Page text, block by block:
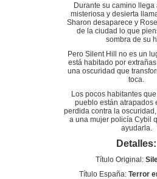
Durante su camino llega
misteriosa y desierta
Sharon desaparece y
de la ciudad lo que
sombra de su
Pero Silent Hill no es un
está habitado por
una oscuridad que
toca.
Los pocos habitantes
pueblo están atrapados
perdida contra la
a una mujer policía Cybil
ayudarla.
Detalles:
Título Original:
Título España: Terror